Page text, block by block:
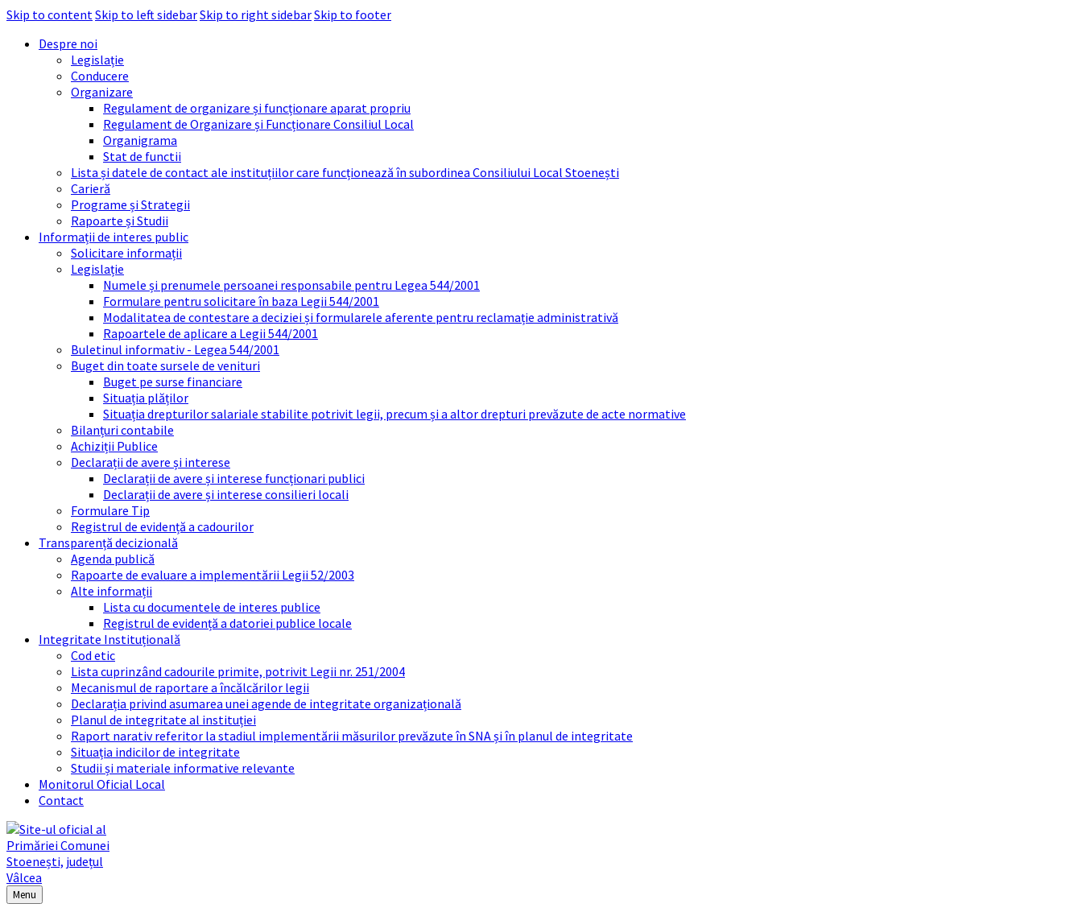
Skip to contentSkip to left sidebarSkip to right sidebarSkip to footer
Despre noi
Legislație
Conducere
Organizare
Regulament de organizare și funcționare aparat propriu
Regulament de Organizare și Funcționare Consiliul Local
Organigrama
Stat de functii
Lista și datele de contact ale instituțiilor care funcționează în subordinea Consiliului Local Stoenești
Carieră
Programe și Strategii
Rapoarte și Studii
Informații de interes public
Solicitare informații
Legislație
Numele și prenumele persoanei responsabile pentru Legea 544/2001
Formulare pentru solicitare în baza Legii 544/2001
Modalitatea de contestare a deciziei și formularele aferente pentru reclamație administrativă
Rapoartele de aplicare a Legii 544/2001
Buletinul informativ - Legea 544/2001
Buget din toate sursele de venituri
Buget pe surse financiare
Situația plăților
Situația drepturilor salariale stabilite potrivit legii, precum și a altor drepturi prevăzute de acte normative
Bilanțuri contabile
Achiziții Publice
Declarații de avere și interese
Declarații de avere și interese funcționari publici
Declarații de avere și interese consilieri locali
Formulare Tip
Registrul de evidență a cadourilor
Transparență decizională
Agenda publică
Rapoarte de evaluare a implementării Legii 52/2003
Alte informații
Lista cu documentele de interes publice
Registrul de evidență a datoriei publice locale
Integritate Instituțională
Cod etic
Lista cuprinzând cadourile primite, potrivit Legii nr. 251/2004
Mecanismul de raportare a încălcărilor legii
Declarația privind asumarea unei agende de integritate organizațională
Planul de integritate al instituției
Raport narativ referitor la stadiul implementării măsurilor prevăzute în SNA și în planul de integritate
Situația indicilor de integritate
Studii și materiale informative relevante
Monitorul Oficial Local
Contact
Menu